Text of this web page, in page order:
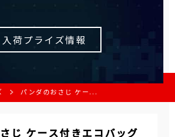
入荷プライズ情報
パンダのおさじ ケー...
じ ケース付きエコバッグ